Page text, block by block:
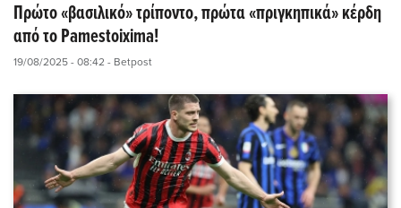
Πρώτο «βασιλικό» τρίποντο, πρώτα «πριγκηπικά» κέρδη
από το Pamestoixima!
19/08/2025 - 08:42 - Betpost